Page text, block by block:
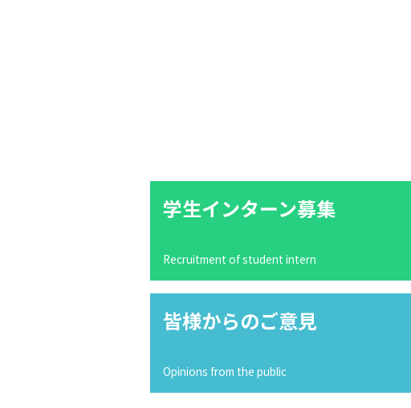
学生インターン募集
Recruitment of student intern
皆様からのご意見
Opinions from the public